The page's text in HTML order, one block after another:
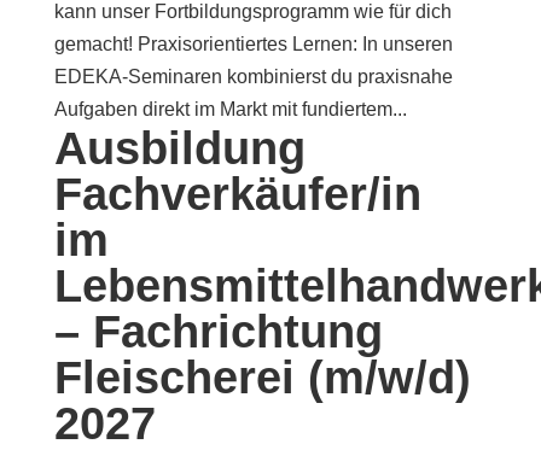
kann unser Fortbildungsprogramm wie für dich
gemacht! Praxisorientiertes Lernen: In unseren
EDEKA-Seminaren kombinierst du praxisnahe
Aufgaben direkt im Markt mit fundiertem...
Ausbildung
Fachverkäufer/in
im
– Fachrichtung
Fleischerei (m/w/d)
2027